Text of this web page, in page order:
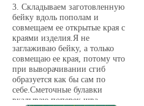
3. Складываем заготовленную
бейку вдоль пополам и
совмещаем ее открытые края с
краями изделия.Я не
заглаживаю бейку, а только
совмещаю ее края, потому что
при выворачивании сгиб
образуется как бы сам по
себе.Сметочные булавки
вкалываю поперек шва.